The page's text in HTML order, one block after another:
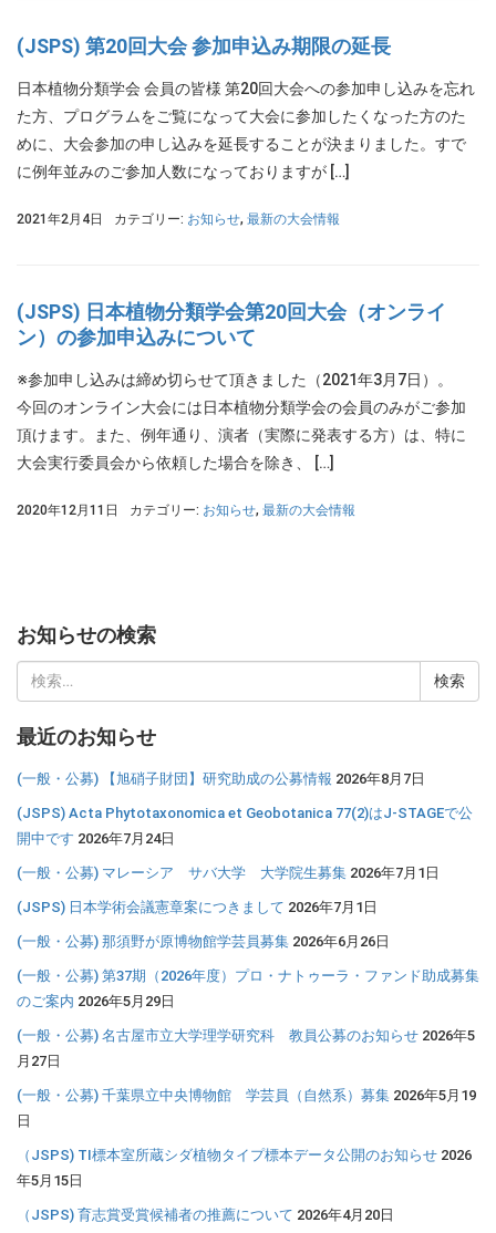
(JSPS) 第20回大会 参加申込み期限の延長
日本植物分類学会 会員の皆様 第20回大会への参加申し込みを忘れ
た方、プログラムをご覧になって大会に参加したくなった方のた
めに、大会参加の申し込みを延長することが決まりました。すで
に例年並みのご参加人数になっておりますが […]
2021年2月4日 カテゴリー: お知らせ, 最新の大会情報
(JSPS) 日本植物分類学会第20回大会（オンライ
ン）の参加申込みについて
※参加申し込みは締め切らせて頂きました（2021年3月7日）。
今回のオンライン大会には日本植物分類学会の会員のみがご参加
頂けます。また、例年通り、演者（実際に発表する方）は、特に
大会実行委員会から依頼した場合を除き、 […]
2020年12月11日 カテゴリー: お知らせ, 最新の大会情報
お知らせの検索
索:
最近のお知らせ
(一般・公募) 【旭硝子財団】研究助成の公募情報 2026年8月7日
(JSPS) Acta Phytotaxonomica et Geobotanica 77(2)はJ-STAGEで公
開中です 2026年7月24日
(一般・公募) マレーシア サバ大学 大学院生募集 2026年7月1日
(JSPS) 日本学術会議憲章案につきまして 2026年7月1日
(一般・公募) 那須野が原博物館学芸員募集 2026年6月26日
(一般・公募) 第37期（2026年度）プロ・ナトゥーラ・ファンド助成募集
のご案内 2026年5月29日
(一般・公募) 名古屋市立大学理学研究科 教員公募のお知らせ 2026年5
月27日
(一般・公募) 千葉県立中央博物館 学芸員（自然系）募集 2026年5月19
日
（JSPS) TI標本室所蔵シダ植物タイプ標本データ公開のお知らせ 2026
年5月15日
（JSPS) 育志賞受賞候補者の推薦について 2026年4月20日